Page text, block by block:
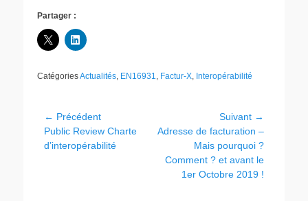
Partager :
CatégoriesActualités, EN16931, Factur-X, Interopérabilité
← Précédent
Public Review Charte
d’interopérabilité
Suivant →
Adresse de facturation –
Mais pourquoi ?
Comment ? et avant le
1er Octobre 2019 !